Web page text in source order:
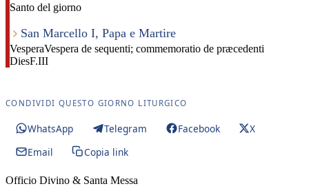
Santo del giorno
San Marcello I, Papa e Martire
VesperaVespera de sequenti; commemoratio de præcedenti
DiesF.III
CONDIVIDI QUESTO GIORNO LITURGICO
WhatsApp Telegram Facebook
X
Email
Copia link
Officio Divino & Santa Messa